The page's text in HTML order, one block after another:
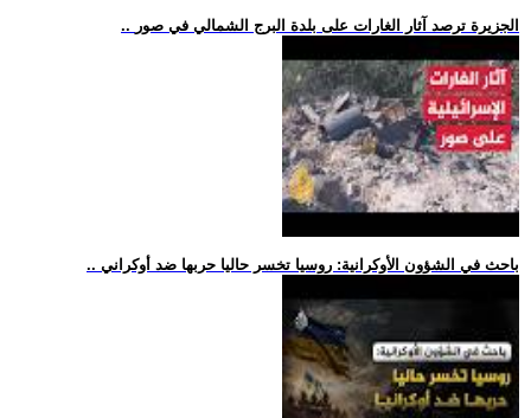
.. الجزيرة ترصد آثار الغارات على بلدة البرج الشمالي في صور
.. باحث في الشؤون الأوكرانية: روسيا تخسر حاليا حربها ضد أوكراني